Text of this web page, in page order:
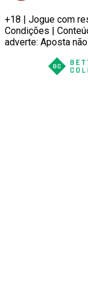
+18 | Jogue com
Condições |
adverte: Aposta